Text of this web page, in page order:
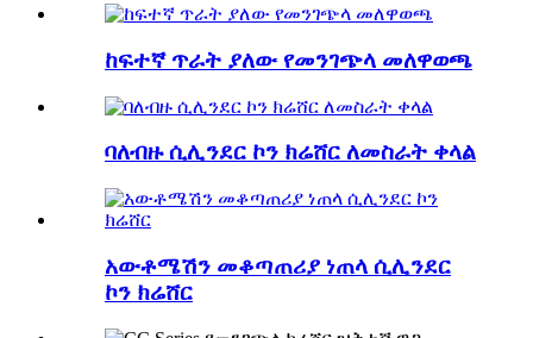
ከፍተኛ ጥራት ያለው የመንገጭላ መለዋወጫ
ባለብዙ ሲሊንደር ኮን ክሬሸር ለመስራት ቀላል
አውቶሜሽን መቆጣጠሪያ ነጠላ ሲሊንደር
ኮን ክሬሸር